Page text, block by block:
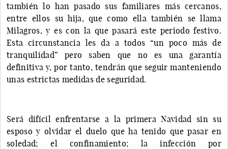
también lo han pasado sus familiares más cercanos,
entre ellos su hija, que como ella también se llama
Milagros, y es con la que pasará este periodo festivo.
Esta circunstancia les da a todos “un poco más de
tranquilidad” pero saben que no es una garantía
definitiva y, por tanto, tendrán que seguir manteniendo
unas estrictas medidas de seguridad.
Será difícil enfrentarse a la primera Navidad sin su
esposo y olvidar el duelo que ha tenido que pasar en
soledad; el confinamiento; la infección por